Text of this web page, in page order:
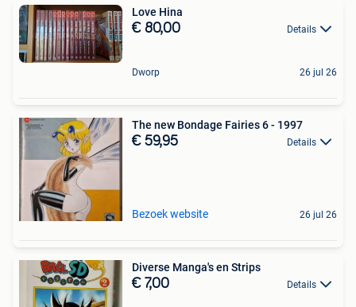
Love Hina
€ 80,00 Details
Dworp 26 jul 26
The new Bondage Fairies 6 - 1997
€ 59,95 Details
Bezoek website 26 jul 26
Diverse Manga's en Strips
€ 7,00 Details